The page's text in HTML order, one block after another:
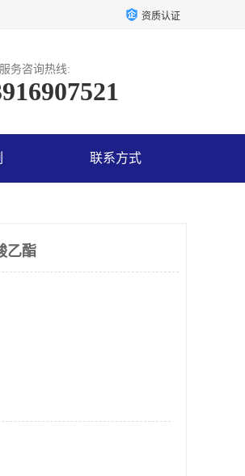
资质认证
务咨询热线:
联系方式
乙酯